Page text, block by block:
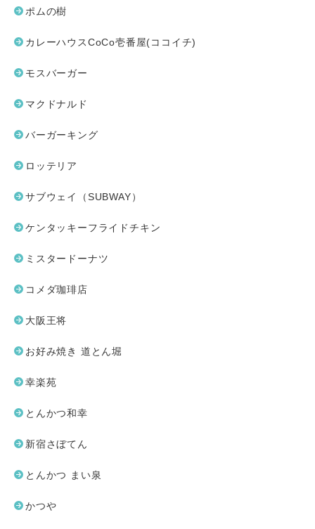
ポムの樹
カレーハウスCoCo壱番屋(ココイチ)
モスバーガー
マクドナルド
バーガーキング
ロッテリア
サブウェイ（SUBWAY）
ケンタッキーフライドチキン
ミスタードーナツ
コメダ珈琲店
大阪王将
お好み焼き 道とん堀
幸楽苑
とんかつ和幸
新宿さぼてん
とんかつ まい泉
かつや